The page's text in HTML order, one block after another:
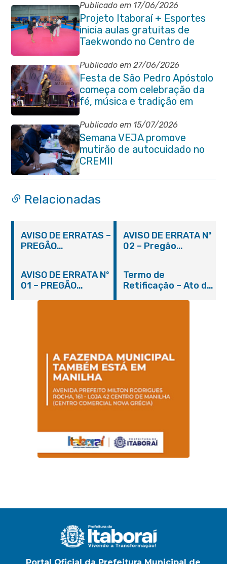
Publicado em 17/06/2026
Projeto Itaboraí + Esportes
inicia aulas gratuitas de
Taekwondo no Centro de
Lutas
Publicado em 27/06/2026
Festa de São Pedro Apóstolo
começa com celebração da
fé, música e tradição em
Venda das Pedras
Publicado em 15/07/2026
Semana VEJA promove
mutirão de autocuidado no
CREMII
Relacionadas
AVISO DE ERRATAS –
PREGÃO
AVISO DE ERRATA Nº
02 – Pregão
AVISO DE ERRATA Nº
01 – PREGÃO
Termo de
Retificação – Ato de
Portal Oficial da Prefeitura Municipal de